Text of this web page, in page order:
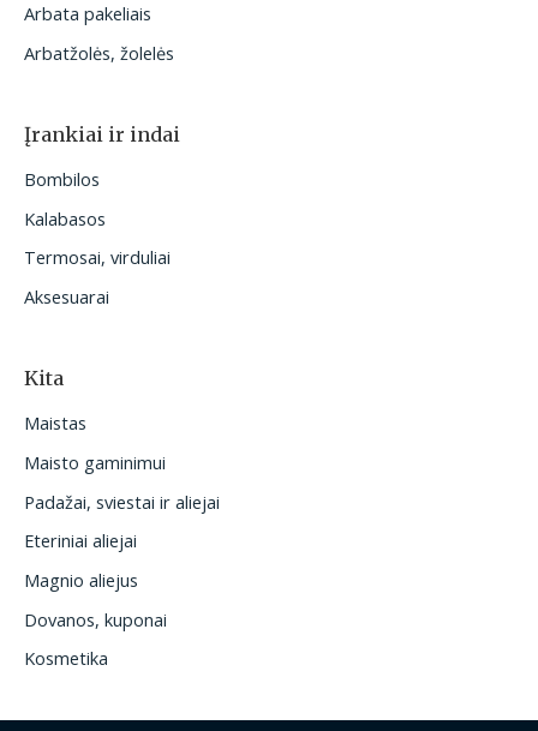
Arbata pakeliais
Arbatžolės, žolelės
Įrankiai ir indai
Bombilos
Kalabasos
Termosai, virduliai
Aksesuarai
Kita
Maistas
Maisto gaminimui
Padažai, sviestai ir aliejai
Eteriniai aliejai
Magnio aliejus
Dovanos, kuponai
Kosmetika